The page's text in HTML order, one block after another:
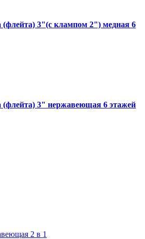
(флейта) 3"(с клампом 2") медная 6
(флейта) 3" нержавеющая 6 этажей
2 в 1